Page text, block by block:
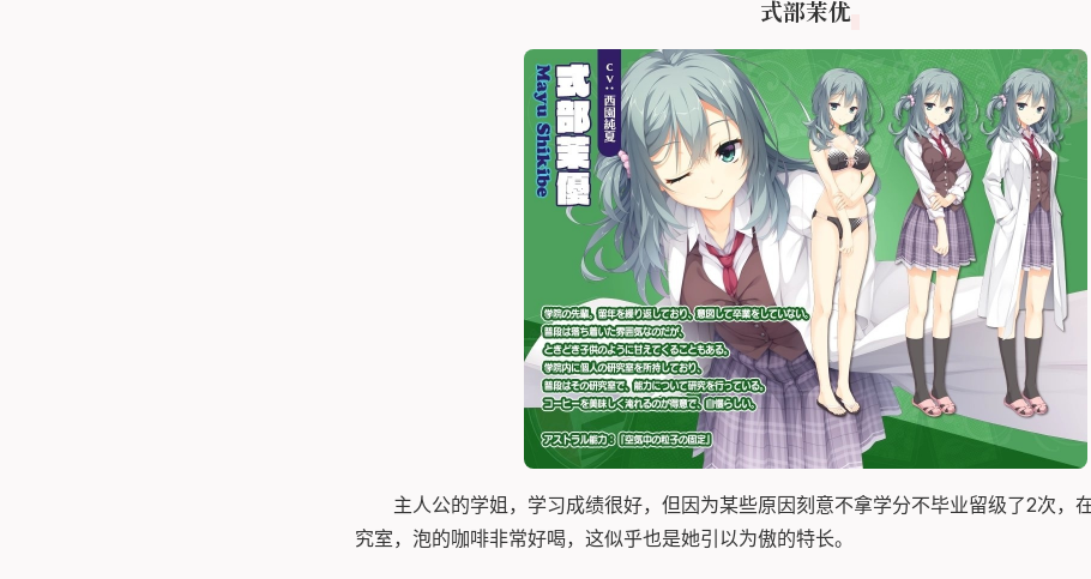
式部茉优
主人公的学姐，学习成绩很好，但因为某些原因刻意不拿学分不毕业留级了2次，
究室，泡的咖啡非常好喝，这似乎也是她引以为傲的特长。